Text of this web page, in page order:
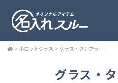
> 小ロットグラス > グラス・タンブラー
グラス・